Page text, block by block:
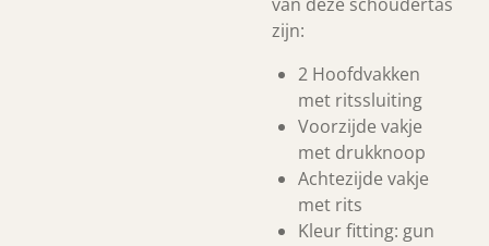
zijn:
2 Hoofdvakken
met ritssluiting
Voorzijde vakje
met drukknoop
Achtezijde vakje
met rits
Kleur fitting: gun